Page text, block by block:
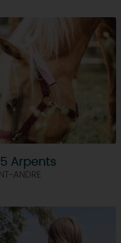
Arpents
ANDRE